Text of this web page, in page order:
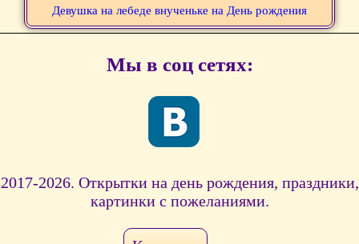
Девушка на лебеде внученьке на День рождения
Мы в соц сетях:
2017-2026. Открытки на день рождения, праздники,
картинки с пожеланиями.